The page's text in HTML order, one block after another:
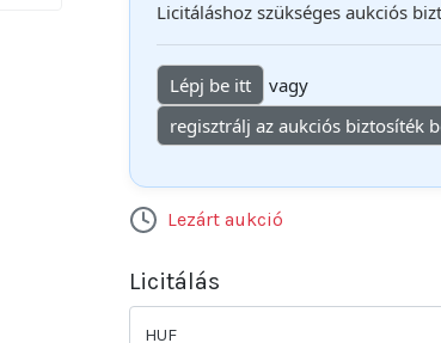
Licitáláshoz szükséges aukciós
Lépj be itt
vagy
regisztrálj az aukciós biztosíték
Lezárt aukció
Licitálás
HUF